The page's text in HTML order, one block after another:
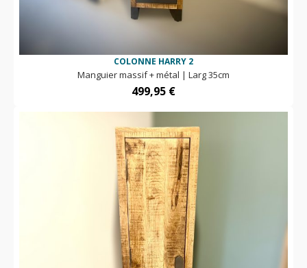
COLONNE HARRY 2
Manguier massif + métal | Larg 35cm
499,95 €